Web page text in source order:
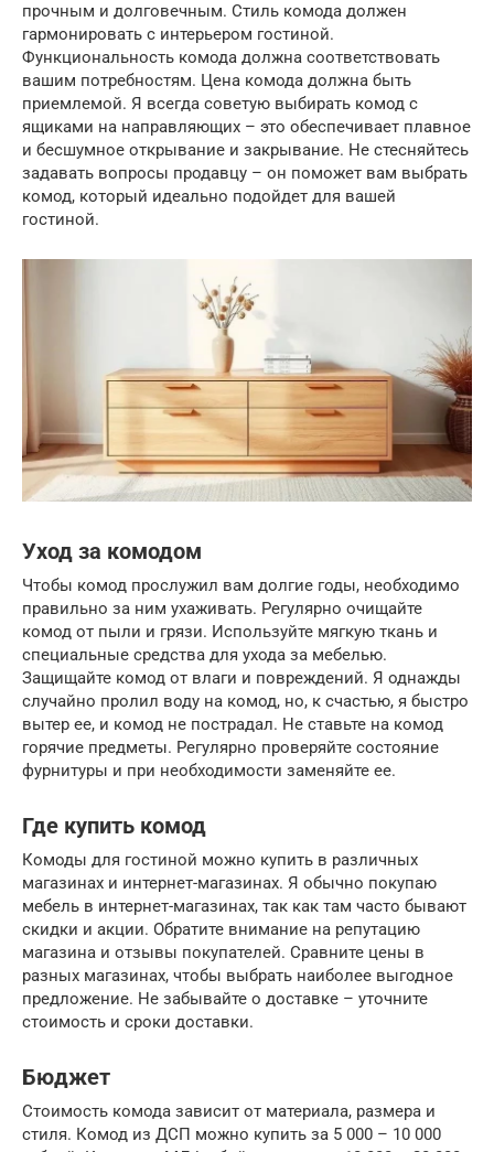
прочным и долговечным. Стиль комода должен
гармонировать с интерьером гостиной.
Функциональность комода должна соответствовать
вашим потребностям. Цена комода должна быть
приемлемой. Я всегда советую выбирать комод с
ящиками на направляющих – это обеспечивает плавное
и бесшумное открывание и закрывание. Не стесняйтесь
задавать вопросы продавцу – он поможет вам выбрать
комод, который идеально подойдет для вашей
гостиной.
Уход за комодом
Чтобы комод прослужил вам долгие годы, необходимо
правильно за ним ухаживать. Регулярно очищайте
комод от пыли и грязи. Используйте мягкую ткань и
специальные средства для ухода за мебелью.
Защищайте комод от влаги и повреждений. Я однажды
случайно пролил воду на комод, но, к счастью, я быстро
вытер ее, и комод не пострадал. Не ставьте на комод
горячие предметы. Регулярно проверяйте состояние
фурнитуры и при необходимости заменяйте ее.
Где купить комод
Комоды для гостиной можно купить в различных
магазинах и интернет-магазинах. Я обычно покупаю
мебель в интернет-магазинах, так как там часто бывают
скидки и акции. Обратите внимание на репутацию
магазина и отзывы покупателей. Сравните цены в
разных магазинах, чтобы выбрать наиболее выгодное
предложение. Не забывайте о доставке – уточните
стоимость и сроки доставки.
Бюджет
Стоимость комода зависит от материала, размера и
стиля. Комод из ДСП можно купить за 5 000 – 10 000